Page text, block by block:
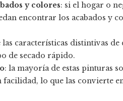
y colores: si el hogar o
encontrar los acabados y
las características distintivas
de secado rápido.
: la mayoría de estas pinturas
facilidad, lo que las convierte